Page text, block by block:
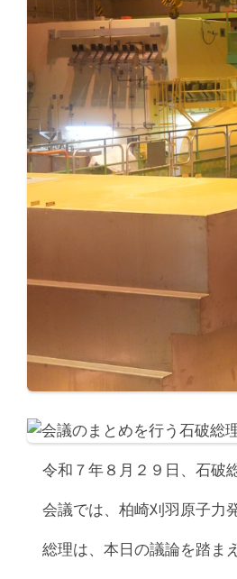
令和７年８月２９日、石破
会議では、柏崎刈羽原子力
総理は、本日の議論を踏ま